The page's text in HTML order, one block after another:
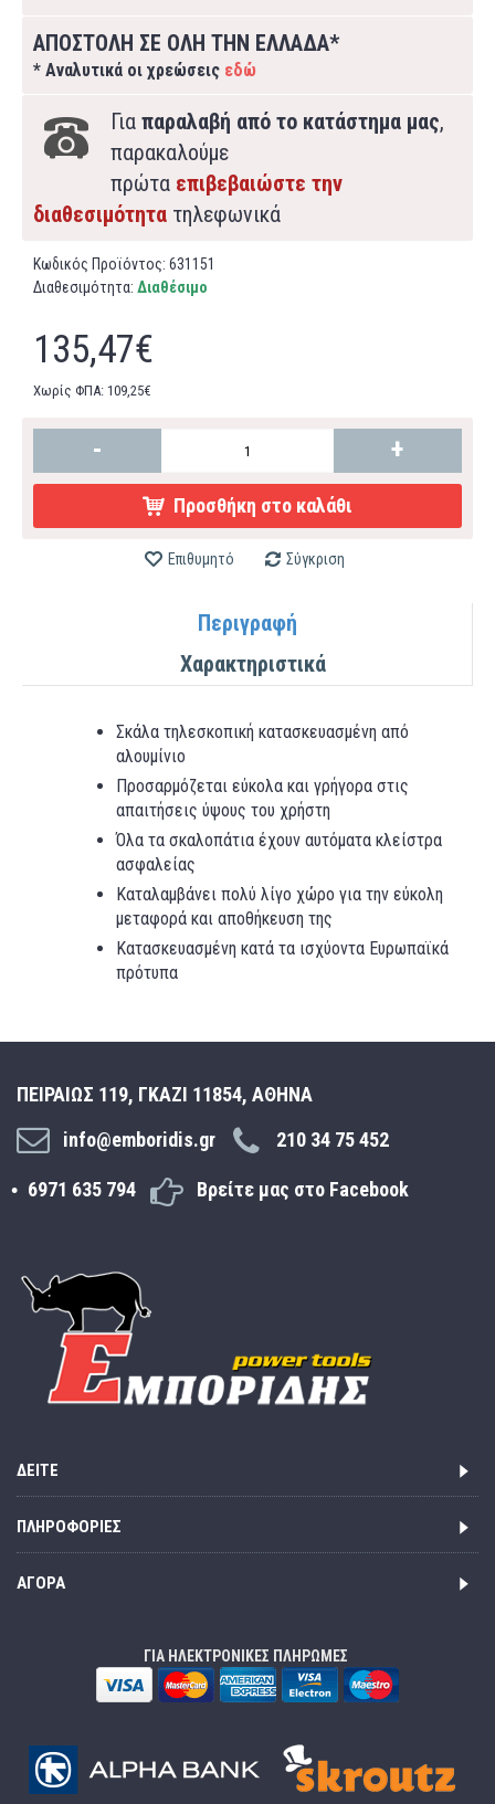
ΑΠΟΣΤΟΛΗ ΣΕ ΟΛΗ ΤΗΝ ΕΛΛΑΔΑ*
* Αναλυτικά οι χρεώσεις εδώ
Για παραλαβή από το κατάστημα μας,
παρακαλούμε
πρώτα επιβεβαιώστε την
διαθεσιμότητα τηλεφωνικά
Κωδικός Προϊόντος: 631151
Διαθεσιμότητα: Διαθέσιμο
135,47€
Χωρίς ΦΠΑ: 109,25€
- +
Προσθήκη στο καλάθι
Επιθυμητό Σύγκριση
Περιγραφή
Χαρακτηριστικά
Σκάλα τηλεσκοπική κατασκευασμένη από
αλουμίνιο
Προσαρμόζεται εύκολα και γρήγορα στις
απαιτήσεις ύψους του χρήστη
Όλα τα σκαλοπάτια έχουν αυτόματα κλείστρα
ασφαλείας
Καταλαμβάνει πολύ λίγο χώρο για την εύκολη
μεταφορά και αποθήκευση της
Κατασκευασμένη κατά τα ισχύοντα Ευρωπαϊκά
πρότυπα
ΠΕΙΡΑΙΩΣ 119, ΓΚΑΖΙ 11854, ΑΘΗΝΑ
info@emboridis.gr
210 34 75 452
6971 635 794 Βρείτε μας στο Facebook
ΔΕΊΤΕ
ΠΛΗΡΟΦΟΡΊΕΣ
ΑΓΟΡΆ
ΓΙΑ ΗΛΕΚΤΡΟΝΙΚΕΣ ΠΛΗΡΩΜΕΣ